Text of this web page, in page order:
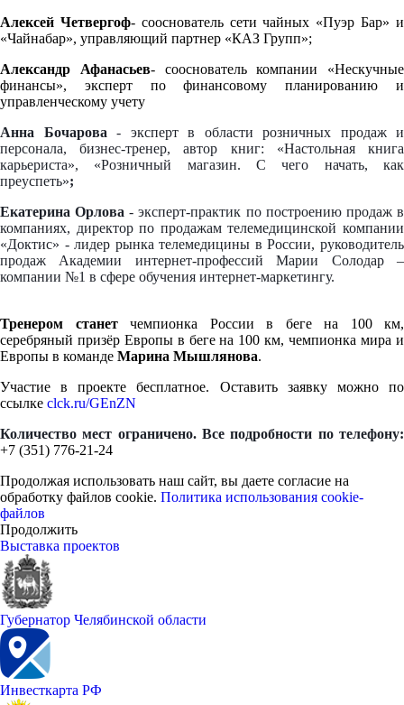
Алексей Четвергоф- сооснователь сети чайных «Пуэр Бар» и
«Чайнабар», управляющий партнер «КАЗ Групп»;
Александр Афанасьев- сооснователь компании «Нескучные
финансы», эксперт по финансовому планированию и
управленческому учету
Анна Бочарова - эксперт в области розничных продаж и
персонала, бизнес-тренер, автор книг: «Настольная книга
карьериста», «Розничный магазин. С чего начать, как
преуспеть»;
Екатерина Орлова - эксперт-практик по построению продаж в
компаниях, директор по продажам телемедицинской компании
«Доктис» - лидер рынка телемедицины в России, руководитель
продаж Академии интернет-профессий Марии Солодар –
компании №1 в сфере обучения интернет-маркетингу.
Тренером станет чемпионка России в беге на 100 км,
серебряный призёр Европы в беге на 100 км, чемпионка мира и
Европы в команде Марина Мышлянова.
Участие в проекте бесплатное. Оставить заявку можно по
ссылке clck.ru/GEnZN
Количество мест ограничено. Все подробности по телефону:
+7 (351) 776-21-24
Продолжая использовать наш сайт, вы даете согласие на
обработку файлов cookie. Политика использования cookie-
файлов
Продолжить
Выставка проектов
Губернатор Челябинской области
Инвесткарта РФ